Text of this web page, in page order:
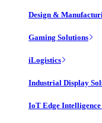
Design &
Gaming Solutions
iLogistics
Industrial Display
IoT Edge Intelligence